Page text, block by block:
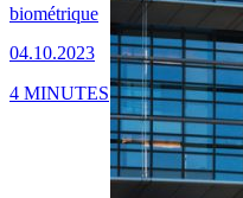
biométrique
04.10.2023
4 MINUTES